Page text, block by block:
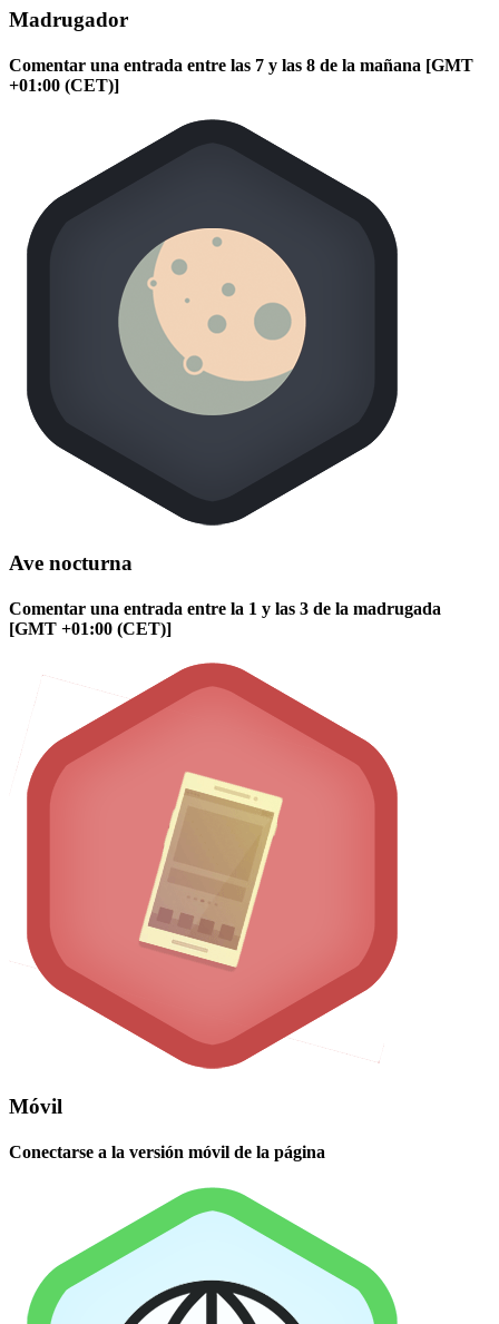
Madrugador
Comentar una entrada entre las 7 y las 8 de la mañana [GMT
+01:00 (CET)]
Ave nocturna
Comentar una entrada entre la 1 y las 3 de la madrugada
[GMT +01:00 (CET)]
Móvil
Conectarse a la versión móvil de la página